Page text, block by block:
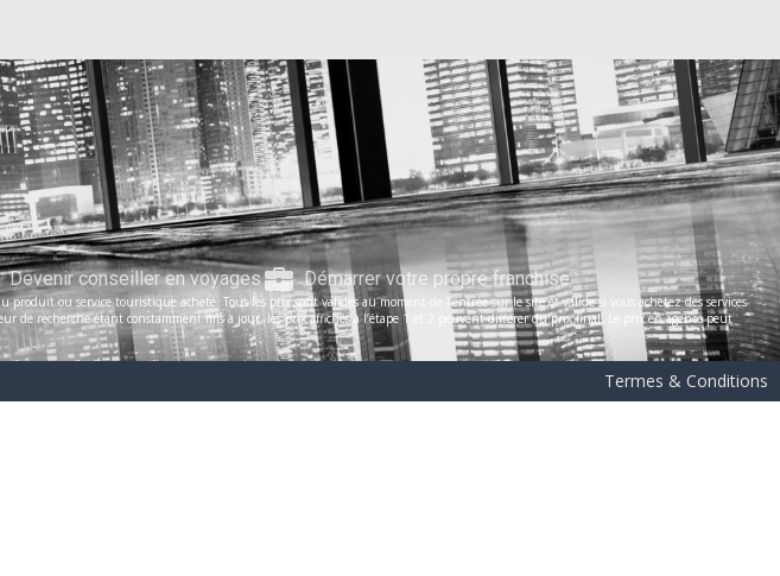
Devenir conseiller en voyages Démarrer votre propre franchise
ou service touristique acheté. Tous les prix sont valides au moment de l’entrée sur le site et valide si vous achetez des services
de recherche étant constamment mis à jour, les prix affichés à l’étape 1 et 2 peuvent différer du prix final. Le prix en agence peut
Termes & Conditions